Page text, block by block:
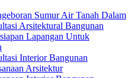
Sumur Air Tanah Dalam
Arsitektural Bangunan
Lapangan Untuk
Interior Bangunan
Arsitektur